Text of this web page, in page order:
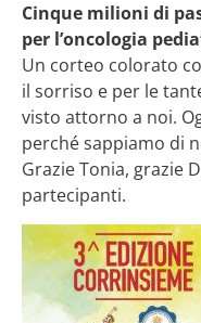
Cinque milioni di
per l’oncologia
Un corteo colorato
il sorriso e per le
visto attorno a noi.
perché sappiamo di
Grazie Tonia, grazie
partecipanti.